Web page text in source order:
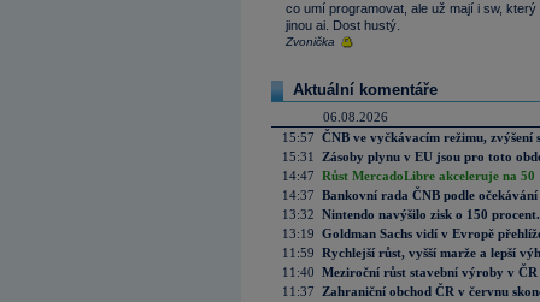
co umí programovat, ale už mají i sw,
jinou ai. Dost hustý.
Zvonička
Aktuální komentáře
06.08.2026
15:57 ČNB ve vyčkávacím režimu, zvýšení
15:31
Zásoby plynu v EU jsou pro toto
14:47 Růst MercadoLibre akceleruje na
14:37 Bankovní rada ČNB podle
13:32 Nintendo navýšilo zisk o 150
13:19 Goldman Sachs vidí v Evropě
11:59 Rychlejší růst, vyšší marže a lepší
11:40 Meziroční růst stavební výroby v
11:37
Zahraniční obchod ČR v červnu